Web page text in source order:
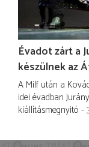
Évadot zárt a
készülnek az
A Milf után a
idei évadban
kiállításmegnyitó -